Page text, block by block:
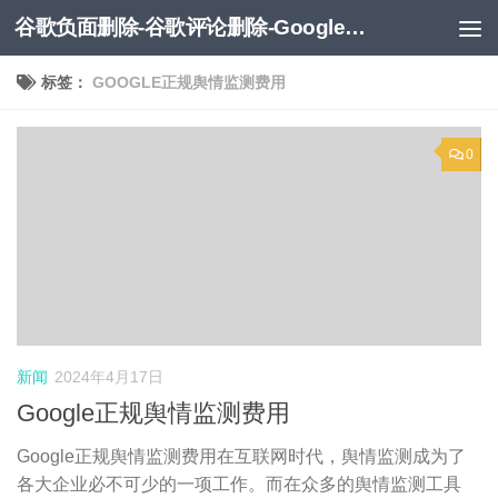
跳至内容 谷歌负面删除-谷歌评论删除-Google负面移除-Google负面评论删除
标签： GOOGLE正规舆情监测费用
0
新闻 2024年4月17日
Google正规舆情监测费用
Google正规舆情监测费用在互联网时代，舆情监测成为了
各大企业必不可少的一项工作。而在众多的舆情监测工具